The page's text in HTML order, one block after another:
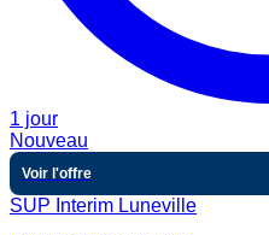
1 jour
Nouveau
Voir l'offre
SUP Interim Luneville